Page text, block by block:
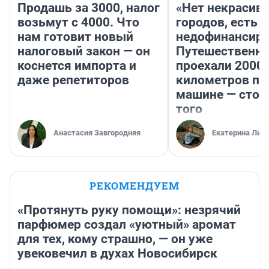
Продашь за 3000, налог
возьмут с 4000. Что
нам готовит новый
налоговый закон — он
коснется импорта и
даже репетиторов
Анастасия Завгородняя
«Нет
городов, есть
проехали 2000
километров по
машине —
того
Екатерина
РЕКОМЕНДУЕМ
«Протянуть руку помощи»: незрячий
парфюмер создал «уютный» аромат
для тех, кому страшно, — он уже
увековечил в духах Новосибирск